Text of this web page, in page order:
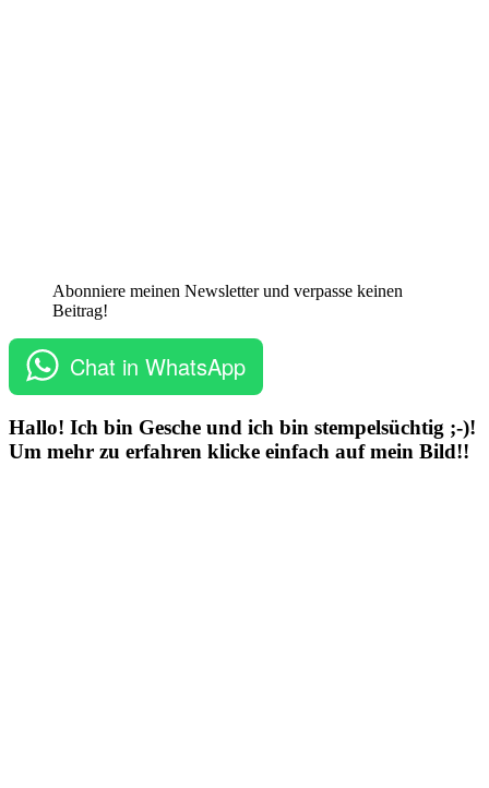
Abonniere meinen Newsletter und verpasse keinen
Beitrag!
Chat in WhatsApp
Hallo! Ich bin Gesche und ich bin stempelsüchtig ;-)!
Um mehr zu erfahren klicke einfach auf mein Bild!!